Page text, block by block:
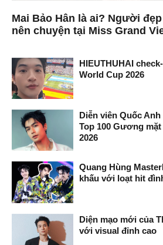
Mai Bảo Hân là ai? Người
nên chuyện tại Miss Grand
HIEUTHUHAI
World Cup 2026
Diễn viên Quốc
Top 100 Gương
2026
Quang Hùng
khấu với loạt hit
Diện mạo mới của
với visual đỉnh cao